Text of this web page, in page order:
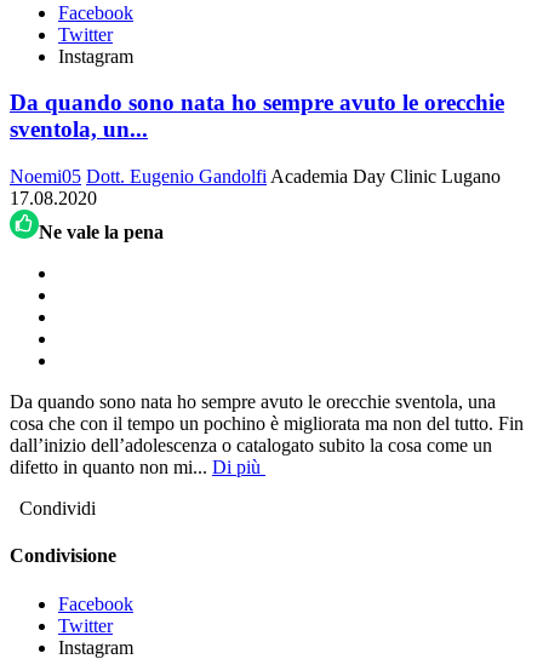
Facebook
Twitter
Instagram
Da quando sono nata ho sempre avuto le orecchie
sventola, un...
Noemi05 Dott. Eugenio Gandolfi Academia Day Clinic Lugano
17.08.2020
Ne vale la pena
Da quando sono nata ho sempre avuto le orecchie sventola, una
cosa che con il tempo un pochino è migliorata ma non del tutto. Fin
dall’inizio dell’adolescenza o catalogato subito la cosa come un
difetto in quanto non mi... Di più
Condividi
Condivisione
Facebook
Twitter
Instagram